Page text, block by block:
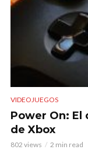
VIDEOJUEGOS
Power On:
de Xbox
802 views 2 min read